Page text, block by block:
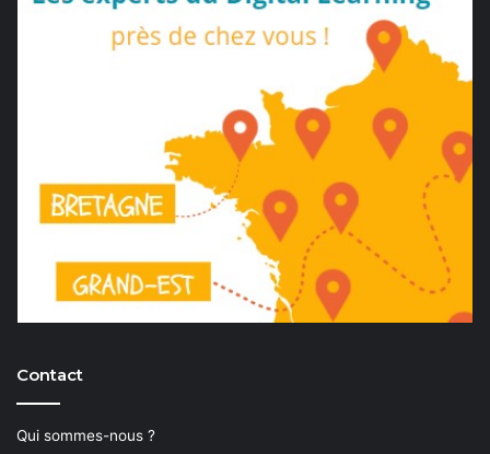
Contact
Qui sommes-nous ?